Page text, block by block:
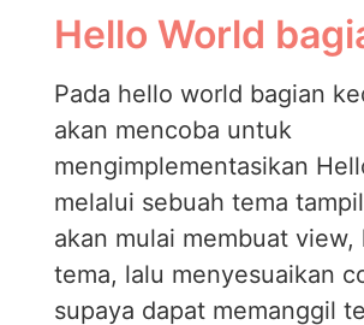
Hello World
Pada hello world bagian
akan mencoba untuk
mengimplementasikan
melalui sebuah tema
akan mulai membuat view,
tema, lalu menyesuaikan
supaya dapat memanggil